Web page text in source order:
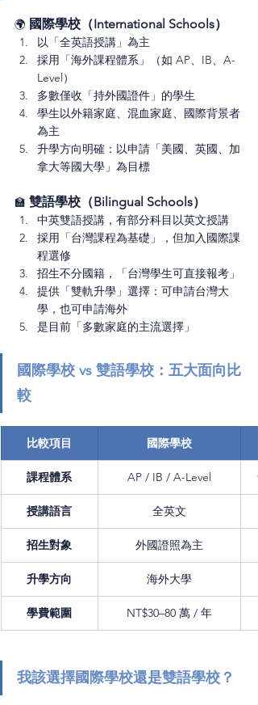
🌍 國際學校（International Schools）
以「全英語授講」為主
採用「海外課程體系」（如 AP、IB、A-
Level）
多數僅收「持外國證件」的學生
學生以外籍家庭、混血家庭、國際背景者
為主
升學方向明確：以申請「美國、英國、加
拿大等國大學」為目標
🏫 雙語學校（Bilingual Schools）
中英雙語授講，有部分科目以英文授講
採用「台灣課程為基礎」，但加入國際課
程選修
招生不分國籍，「台灣學生可直接報考」
提供「雙軌升學」選擇：可申請台灣大
學，也可申請海外
是目前「多數家庭的主流選擇」
國際學校 vs 雙語學校：五大面向比
較
比較項目 國際學校
課程體系 AP / IB / A-Level
授講語言 全英文
招生對象 外國證照為主
升學方向 海外大學
學費範圍 NT$30–80 萬 / 年
我該選擇國際學校還是雙語學校？